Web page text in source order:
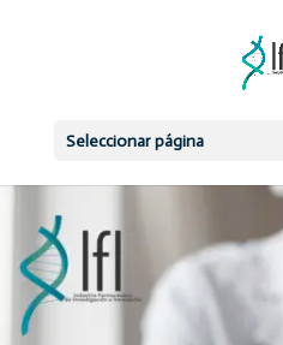
Seleccionar página